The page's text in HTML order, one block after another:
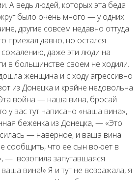
А ведь людей, которых эта беда
было очень много — у одних
другие совсем недавно оттуда
приехал давно, но остался
даже эти люди на
в большинстве своем не ходили.
женщина и с ходу агрессивно
из Донецка и крайне недовольна
война — наша вина, бросай
у вас тут написано «наша вина»,
беженка из Донецка, — «Это
— наверное, и ваша вина
сообщить, что ее сын воюет в
— возопила запутавшаяся
вина!» Я и тут не возражала, я